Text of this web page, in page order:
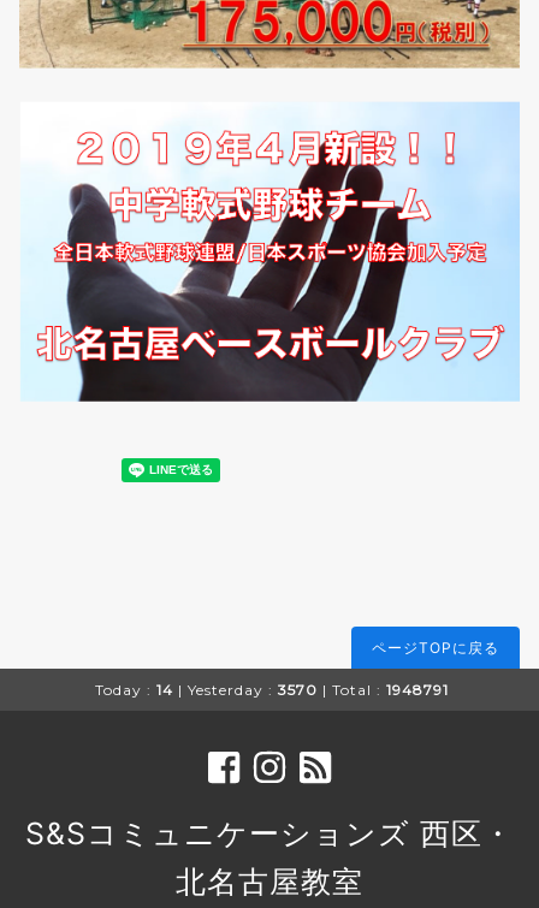
ページTOPに戻る
Today : 14 | Yesterday : 3570 | Total : 1948791
S&Sコミュニケーションズ 西区・
北名古屋教室